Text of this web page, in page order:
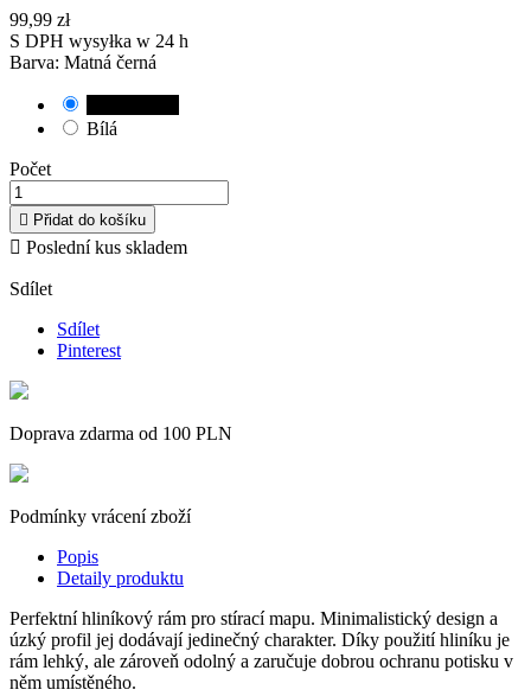
99,99 zł
S DPH wysyłka w 24 h
Barva: Matná černá
Bílá
Počet
 Přidat do košíku
 Poslední kus skladem
Sdílet
Sdílet
Pinterest
Doprava zdarma od 100 PLN
Podmínky vrácení zboží
Popis
Detaily produktu
Perfektní hliníkový rám pro stírací mapu. Minimalistický design a
úzký profil jej dodávají jedinečný charakter. Díky použití hliníku je
rám lehký, ale zároveň odolný a zaručuje dobrou ochranu potisku v
něm umístěného.